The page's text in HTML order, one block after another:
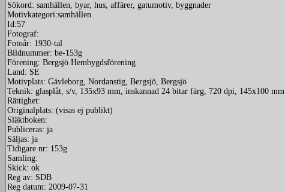
Sökord: samhällen, byar, hus, affärer, gatumotiv, byggnader
Motivkategori:samhällen
Id:57
Fotograf:
Fotoår: 1930-tal
Bildnummer: be-153g
Förening: Bergsjö Hembygdsförening
Land: SE
Motivplats: Gävleborg, Nordanstig, Bergsjö, Bergsjö
Teknik: glasplåt, s/v, 135x93 mm, inskannad 24 bitar färg, 720 dpi, 145x100 mm
Rättighet:
Originalplats: (visas ej publikt)
Släktboken:
Publiceras: ja
Säljas: ja
Tidigare nr: 153g
Samling:
Skick: ok
Reg av: SDB
Reg datum: 2009-07-31